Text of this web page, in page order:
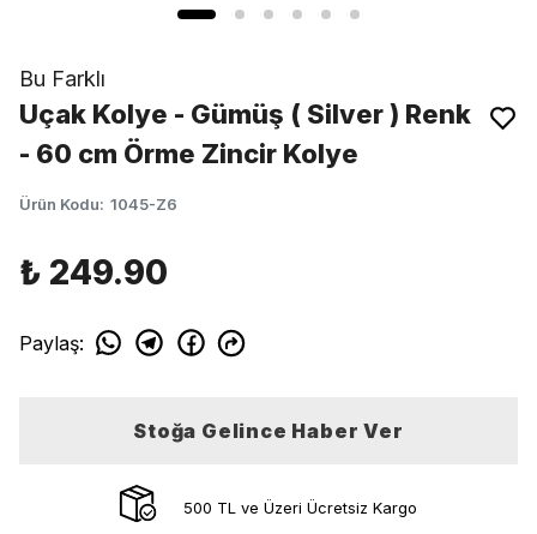
Bu Farklı
Uçak Kolye - Gümüş ( Silver ) Renk
- 60 cm Örme Zincir Kolye
Ürün Kodu: 1045-Z6
₺ 249.90
Paylaş:
Stoğa Gelince Haber Ver
500 TL ve Üzeri Ücretsiz Kargo